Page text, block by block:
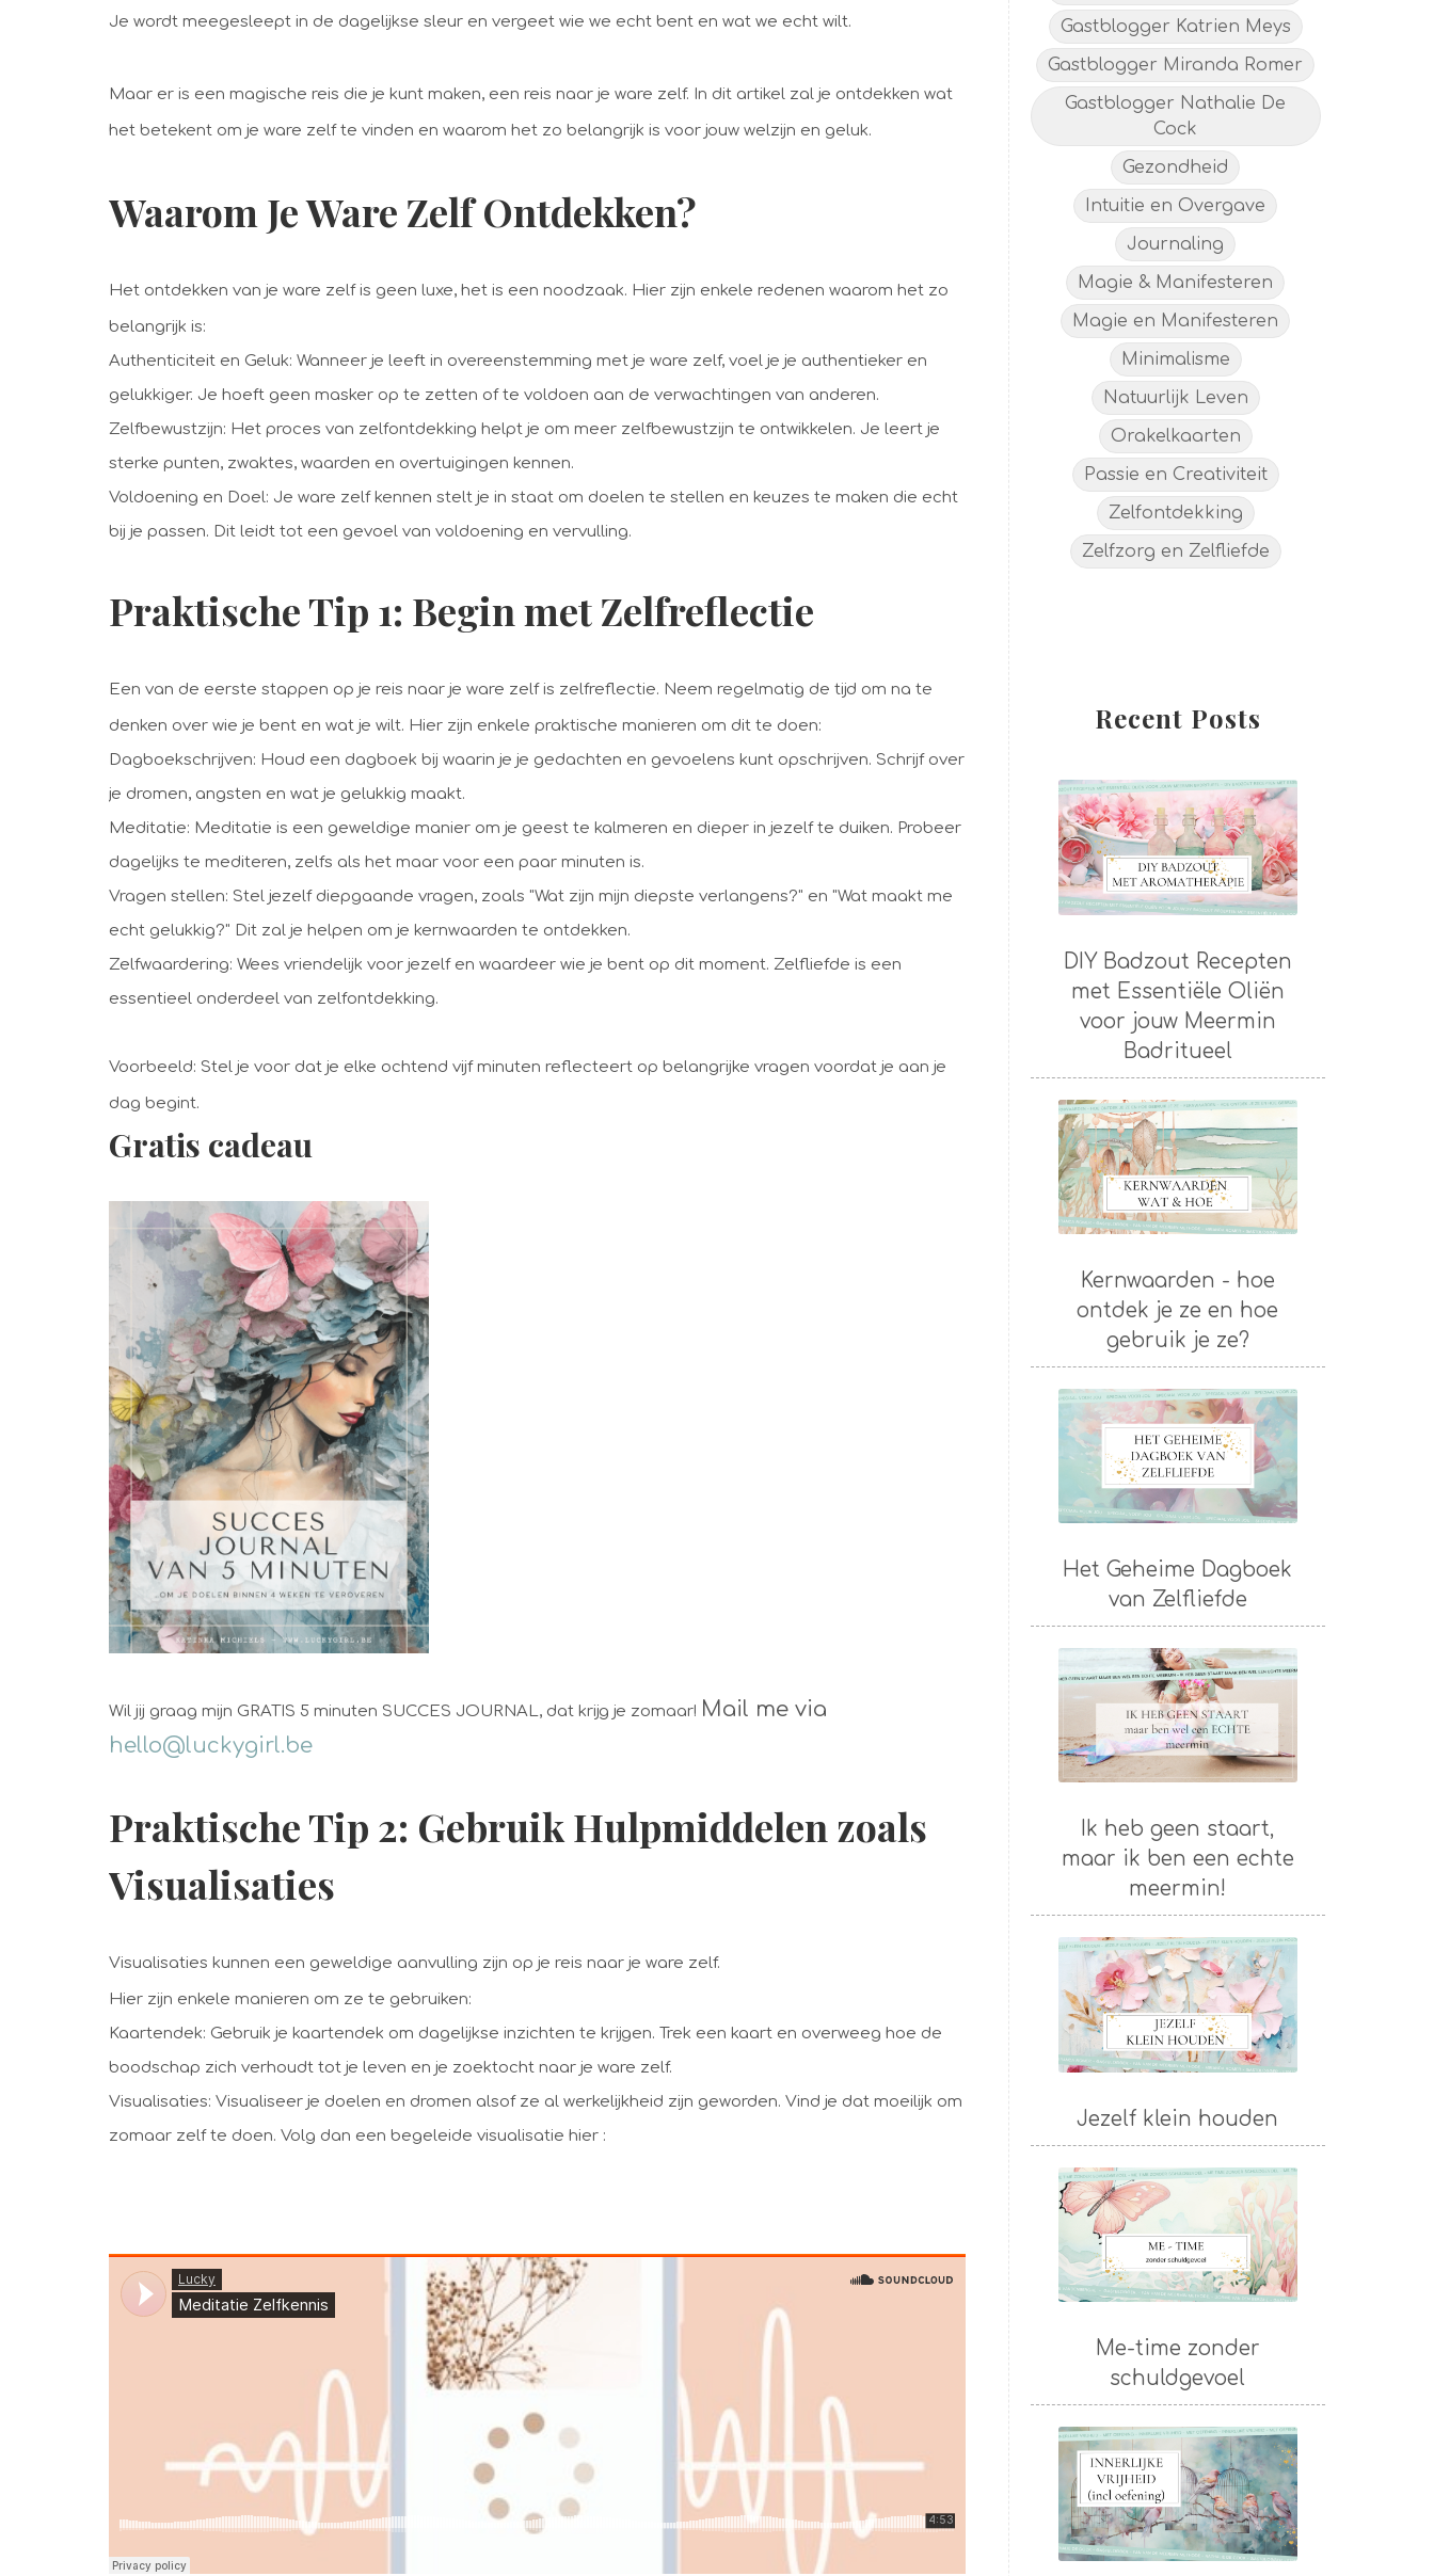
Je wordt meegesleept in de dagelijkse sleur en vergeet wie we echt bent en wat we echt wilt.
Maar er is een magische reis die je kunt maken, een reis naar je ware zelf. In dit artikel zal je ontdekken wat
het betekent om je ware zelf te vinden en waarom het zo belangrijk is voor jouw welzijn en geluk.
Waarom Je Ware Zelf Ontdekken?
Het ontdekken van je ware zelf is geen luxe, het is een noodzaak. Hier zijn enkele redenen waarom het zo
belangrijk is:
Authenticiteit en Geluk: Wanneer je leeft in overeenstemming met je ware zelf, voel je je authentieker en
gelukkiger. Je hoeft geen masker op te zetten of te voldoen aan de verwachtingen van anderen.
Zelfbewustzijn: Het proces van zelfontdekking helpt je om meer zelfbewustzijn te ontwikkelen. Je leert je
sterke punten, zwaktes, waarden en overtuigingen kennen.
Voldoening en Doel: Je ware zelf kennen stelt je in staat om doelen te stellen en keuzes te maken die echt
bij je passen. Dit leidt tot een gevoel van voldoening en vervulling.
Praktische Tip 1: Begin met Zelfreflectie
Een van de eerste stappen op je reis naar je ware zelf is zelfreflectie. Neem regelmatig de tijd om na te
denken over wie je bent en wat je wilt. Hier zijn enkele praktische manieren om dit te doen:
Dagboekschrijven: Houd een dagboek bij waarin je je gedachten en gevoelens kunt opschrijven. Schrijf over
je dromen, angsten en wat je gelukkig maakt.
Meditatie: Meditatie is een geweldige manier om je geest te kalmeren en dieper in jezelf te duiken. Probeer
dagelijks te mediteren, zelfs als het maar voor een paar minuten is.
Vragen stellen: Stel jezelf diepgaande vragen, zoals "Wat zijn mijn diepste verlangens?" en "Wat maakt me
echt gelukkig?" Dit zal je helpen om je kernwaarden te ontdekken.
Zelfwaardering: Wees vriendelijk voor jezelf en waardeer wie je bent op dit moment. Zelfliefde is een
essentieel onderdeel van zelfontdekking.
Voorbeeld: Stel je voor dat je elke ochtend vijf minuten reflecteert op belangrijke vragen voordat je aan je
dag begint.
Gratis cadeau
Wil jij graag mijn GRATIS 5 minuten SUCCES JOURNAL, dat krijg je zomaar! Mail me via
hello@luckygirl.be
Praktische Tip 2: Gebruik Hulpmiddelen zoals
Visualisaties
Visualisaties kunnen een geweldige aanvulling zijn op je reis naar je ware zelf.
Hier zijn enkele manieren om ze te gebruiken:
Kaartendek: Gebruik je kaartendek om dagelijkse inzichten te krijgen. Trek een kaart en overweeg hoe de
boodschap zich verhoudt tot je leven en je zoektocht naar je ware zelf.
Visualisaties: Visualiseer je doelen en dromen alsof ze al werkelijkheid zijn geworden. Vind je dat moeilijk om
zomaar zelf te doen. Volg dan een begeleide visualisatie hier :
Gastblogger Katrien Meys
Gastblogger Miranda Romer
Gastblogger Nathalie De
Cock
Gezondheid
Intuitie en Overgave
Journaling
Magie & Manifesteren
Magie en Manifesteren
Minimalisme
Natuurlijk Leven
Orakelkaarten
Passie en Creativiteit
Zelfontdekking
Zelfzorg en Zelfliefde
Recent Posts
DIY Badzout Recepten
met Essentiële Oliën
voor jouw Meermin
Badritueel
Kernwaarden - hoe
ontdek je ze en hoe
gebruik je ze?
Het Geheime Dagboek
van Zelfliefde
Ik heb geen staart,
maar ik ben een echte
meermin!
Jezelf klein houden
Me-time zonder
schuldgevoel